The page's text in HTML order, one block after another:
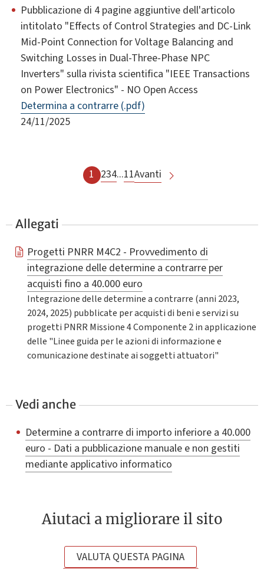
Pubblicazione di 4 pagine aggiuntive dell'articolo
intitolato "Effects of Control Strategies and DC-Link
Mid-Point Connection for Voltage Balancing and
Switching Losses in Dual-Three-Phase NPC
Inverters" sulla rivista scientifica "IEEE Transactions
on Power Electronics" - NO Open Access
Determina a contrarre (.pdf)
24/11/2025
1 234...11Avanti
Allegati
Progetti PNRR M4C2 - Provvedimento di
integrazione delle determine a contrarre per
acquisti fino a 40.000 euro
Integrazione delle determine a contrarre (anni 2023,
2024, 2025) pubblicate per acquisti di beni e servizi su
progetti PNRR Missione 4 Componente 2 in applicazione
delle "Linee guida per le azioni di informazione e
comunicazione destinate ai soggetti attuatori"
Vedi anche
Determine a contrarre di importo inferiore a 40.000
euro - Dati a pubblicazione manuale e non gestiti
mediante applicativo informatico
Aiutaci a migliorare il sito
VALUTA QUESTA PAGINA